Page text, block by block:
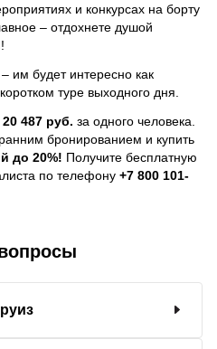
и конкурсах на борту
– отдохнете душой
им будет интересно как
туре выходного дня.
20 487 руб. за одного человека.
бронированием и купить
до 20%! Получите бесплатную
по телефону +7 800 101-